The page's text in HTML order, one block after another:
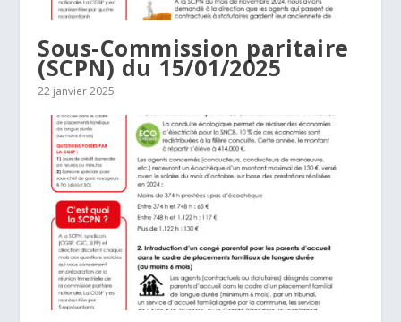
Sous-Commission paritaire
(SCPN) du 15/01/2025
22 janvier 2025